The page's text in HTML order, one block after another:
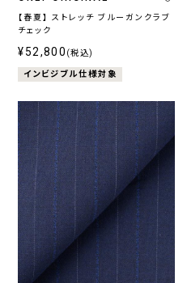
【春夏】 ストレッチ ブルーガンクラブ
チェック
¥52,800 (税込)
インビジブル仕様対象